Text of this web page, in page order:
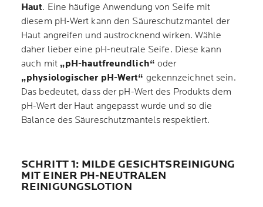
Haut. Eine häufige Anwendung von Seife mit
diesem pH-Wert kann den Säureschutzmantel der
Haut angreifen und austrocknend wirken. Wähle
daher lieber eine pH-neutrale Seife. Diese kann
auch mit „pH-hautfreundlich“ oder
„physiologischer pH-Wert“ gekennzeichnet sein.
Das bedeutet, dass der pH-Wert des Produkts dem
pH-Wert der Haut angepasst wurde und so die
Balance des Säureschutzmantels respektiert.
SCHRITT 1: MILDE GESICHTSREINIGUNG
MIT EINER PH-NEUTRALEN
REINIGUNGSLOTION